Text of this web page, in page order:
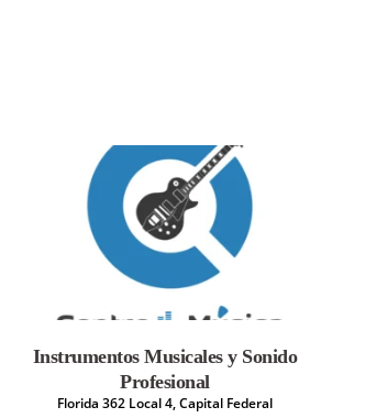
Instrumentos Musicales y Sonido
Profesional
Florida 362 Local 4, Capital Federal